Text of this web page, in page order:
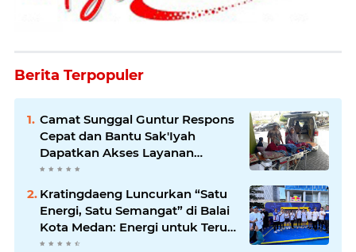
Berita Terpopuler
Camat Sunggal Guntur Respons
Cepat dan Bantu Sak'Iyah
Dapatkan Akses Layanan
Kesehatan
Kratingdaeng Luncurkan “Satu
Energi, Satu Semangat” di Balai
Kota Medan: Energi untuk Terus
Bergerak Maju